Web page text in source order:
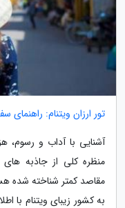
تور ارزان ویتنام: راهنمای
آشنایی با آداب و رسوم،
منظره کلی از جاذبه
مقاصد کمتر شناخته شده
به کشور زیبای ویتنام با